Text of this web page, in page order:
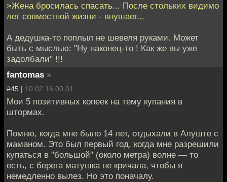
>Жена бросилась спасать... После стольких видимо
лет совместной жизни - внушает...
А дедушка-то поплыл не шевеля руками. Может
быть с мыслью: "Ну наконец-то ! Как же вы уже
задолбали" !!!
fantomas »
#45 | 10.02.16 00:01
Мои 5 позитивных копеек на тему купания в
штормах.
Помню, когда мне было 14 лет, отдыхали в Алуште с
маманом. Это был первый год, когда мне разрешили
купаться в "большой" (около метра) волне — то
есть, с берега матушка не кричала, чтобы я
немедленно вылез. Но это поначалу.